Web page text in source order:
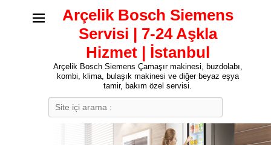
Arçelik Bosch Siemens
Servisi | 7-24 Aşkla
Hizmet | İstanbul
Arçelik Bosch Siemens Çamaşır makinesi, buzdolabı,
kombi, klima, bulaşık makinesi ve diğer beyaz eşya
tamir, bakım özel servisi.